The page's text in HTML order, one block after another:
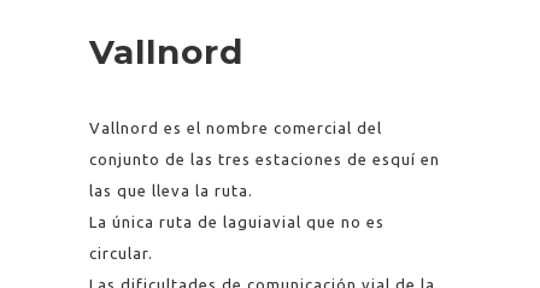
Vallnord
Vallnord es el nombre comercial del
conjunto de las tres estaciones de esquí en
las que lleva la ruta.
La única ruta de laguiavial que no es
circular.
Las dificultades de comunicación vial de la